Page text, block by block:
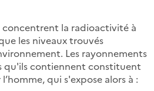
concentrent la radioactivité à
les niveaux trouvés
Les rayonnements
qu'ils contiennent constituent
qui s'expose alors à :